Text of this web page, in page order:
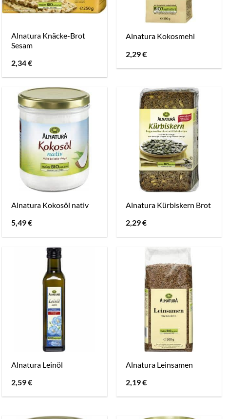
Alnatura Knäcke-Brot
Sesam
2,34€
Alnatura Kokosmehl
2,29€
Alnatura Kokosöl nativ
5,49€
Alnatura Kürbiskern Brot
2,29€
Alnatura Leinöl
2,59€
Alnatura Leinsamen
2,19€